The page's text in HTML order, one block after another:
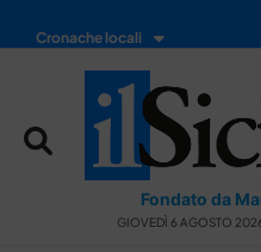
Cronache locali
Fondato da
GIOVEDÌ 6 AGOSTO